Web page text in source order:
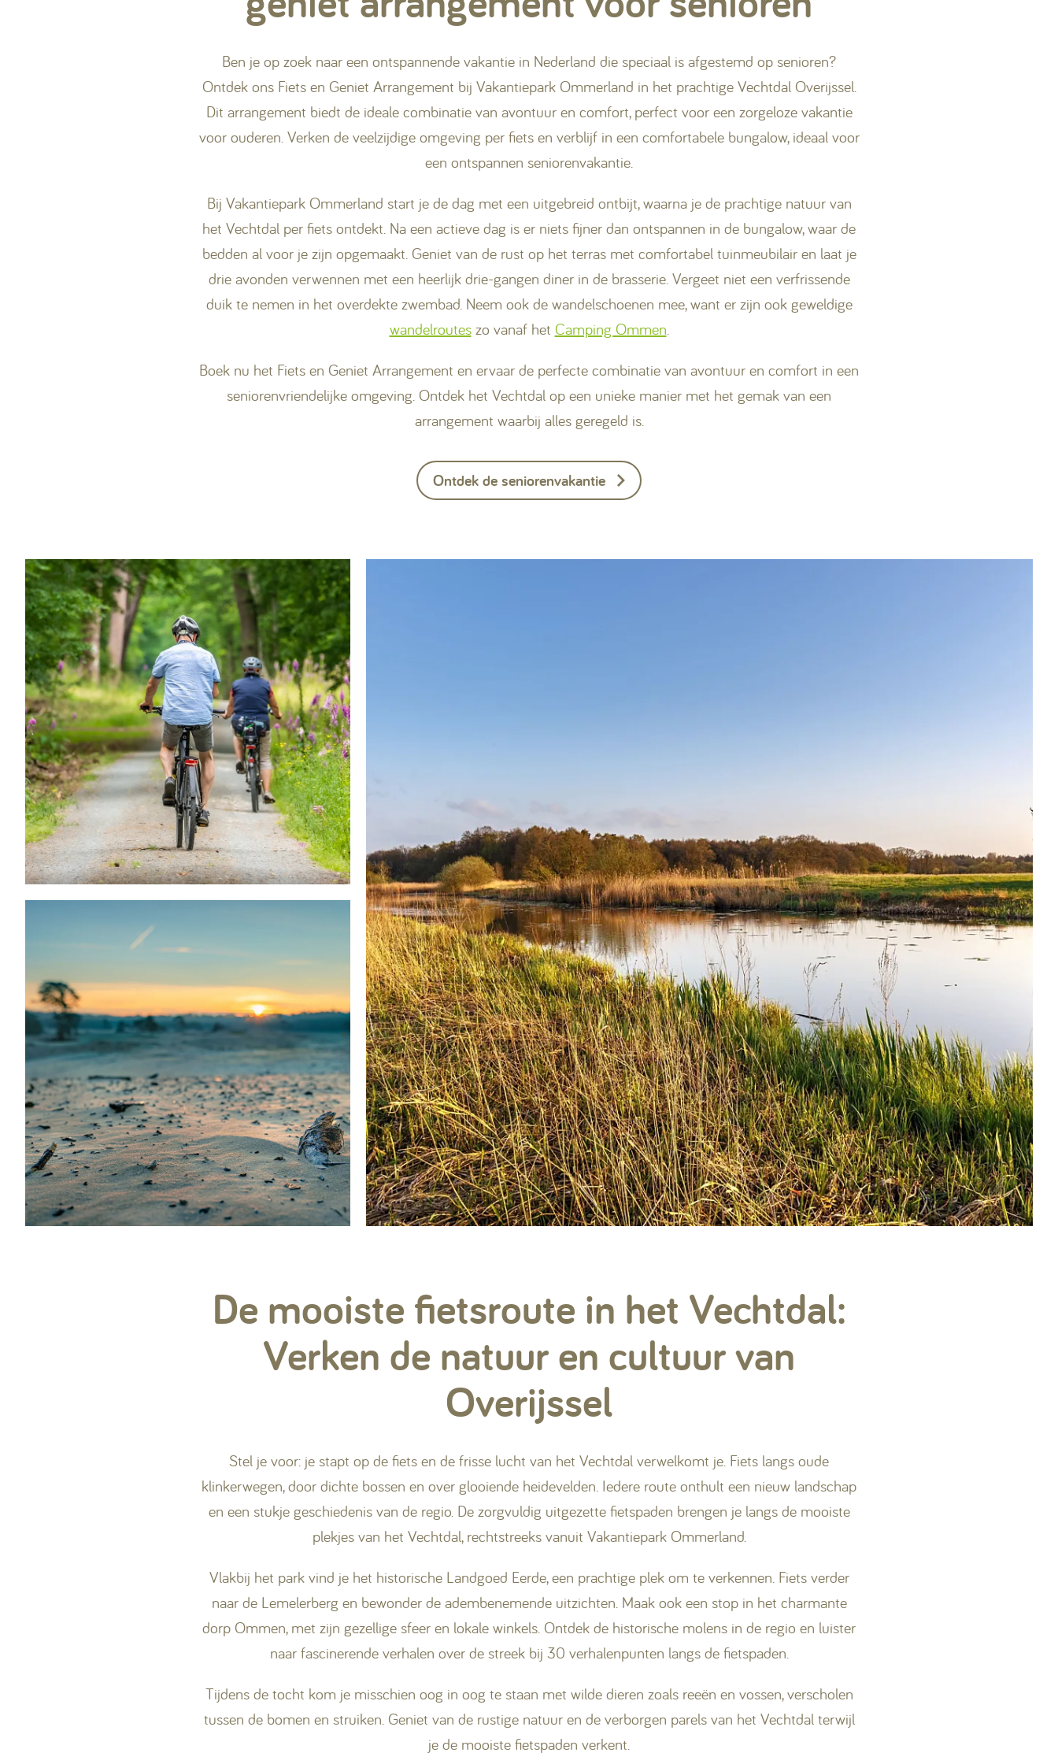
Ben je op zoek naar een ontspannende vakantie in Nederland die speciaal is afgestemd op senioren?
Ontdek ons Fiets en Geniet Arrangement bij Vakantiepark Ommerland in het prachtige Vechtdal Overijssel.
Dit arrangement biedt de ideale combinatie van avontuur en comfort, perfect voor een zorgeloze vakantie
voor ouderen. Verken de veelzijdige omgeving per fiets en verblijf in een comfortabele bungalow, ideaal voor
een ontspannen seniorenvakantie.
Bij Vakantiepark Ommerland start je de dag met een uitgebreid ontbijt, waarna je de prachtige natuur van
het Vechtdal per fiets ontdekt. Na een actieve dag is er niets fijner dan ontspannen in de bungalow, waar de
bedden al voor je zijn opgemaakt. Geniet van de rust op het terras met comfortabel tuinmeubilair en laat je
drie avonden verwennen met een heerlijk drie-gangen diner in de brasserie. Vergeet niet een verfrissende
duik te nemen in het overdekte zwembad. Neem ook de wandelschoenen mee, want er zijn ook geweldige
wandelrouteszo vanaf het Camping Ommen.
Boek nu het Fiets en Geniet Arrangement en ervaar de perfecte combinatie van avontuur en comfort in een
seniorenvriendelijke omgeving. Ontdek het Vechtdal op een unieke manier met het gemak van een
arrangement waarbij alles geregeld is.
Ontdek de seniorenvakantie
De mooiste fietsroute in het Vechtdal:
Verken de natuur en cultuur van
Overijssel
Stel je voor: je stapt op de fiets en de frisse lucht van het Vechtdal verwelkomt je. Fiets langs oude
klinkerwegen, door dichte bossen en over glooiende heidevelden. Iedere route onthult een nieuw landschap
en een stukje geschiedenis van de regio. De zorgvuldig uitgezette fietspaden brengen je langs de mooiste
plekjes van het Vechtdal, rechtstreeks vanuit Vakantiepark Ommerland.
Vlakbij het park vind je het historische Landgoed Eerde, een prachtige plek om te verkennen. Fiets verder
naar de Lemelerberg en bewonder de adembenemende uitzichten. Maak ook een stop in het charmante
dorp Ommen, met zijn gezellige sfeer en lokale winkels. Ontdek de historische molens in de regio en luister
naar fascinerende verhalen over de streek bij 30 verhalenpunten langs de fietspaden.
Tijdens de tocht kom je misschien oog in oog te staan met wilde dieren zoals reeën en vossen, verscholen
tussen de bomen en struiken. Geniet van de rustige natuur en de verborgen parels van het Vechtdal terwijl
je de mooiste fietspaden verkent.